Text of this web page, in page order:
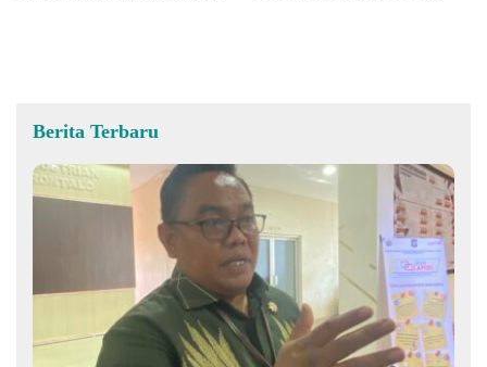
Berita Terbaru